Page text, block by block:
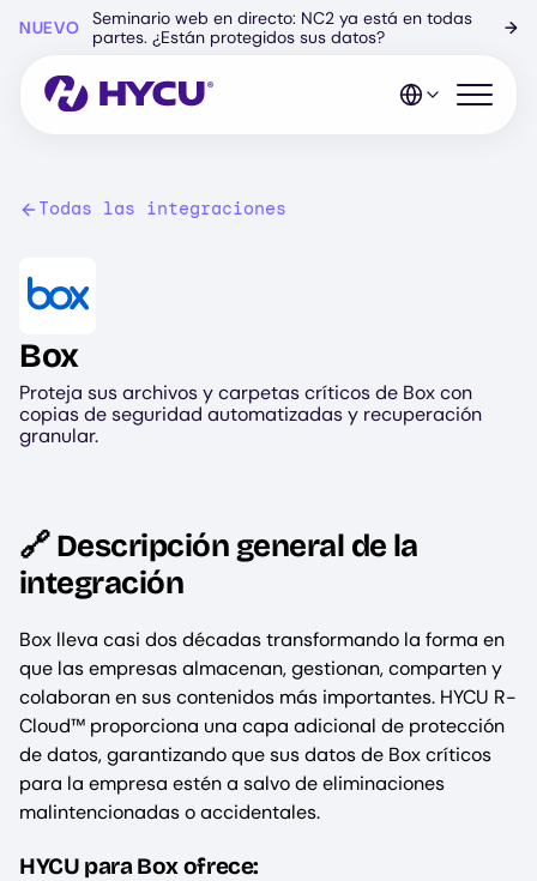
principal
NUEVO
Seminario web en directo: NC2 ya está en todas
partes. ¿Están protegidos sus datos?
→
Abrir el
Todas las integraciones
Box
Proteja sus archivos y carpetas críticos de Box con
copias de seguridad automatizadas y recuperación
granular.
🔗 Descripción general de la
integración
Box lleva casi dos décadas transformando la forma en
que las empresas almacenan, gestionan, comparten y
colaboran en sus contenidos más importantes. HYCU R-
Cloud™ proporciona una capa adicional de protección
de datos, garantizando que sus datos de Box críticos
para la empresa estén a salvo de eliminaciones
malintencionadas o accidentales.
HYCU para Box ofrece: